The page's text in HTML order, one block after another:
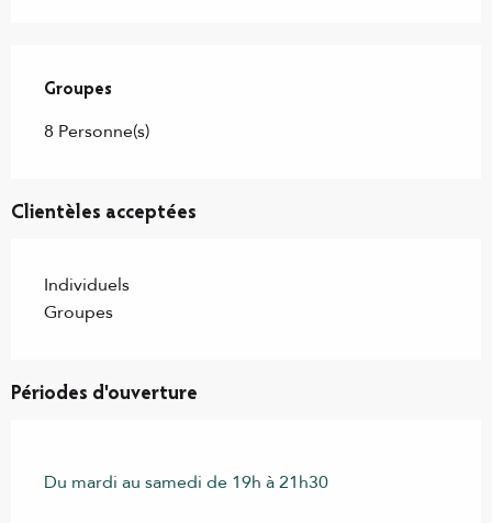
Groupes
Groupes
8 Personne(s)
Clientèles acceptées
Individuels
Groupes
Périodes d'ouverture
Du mardi au samedi de 19h à 21h30